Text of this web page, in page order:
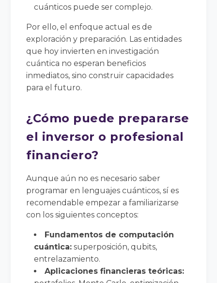
cuánticos puede ser complejo.
Por ello, el enfoque actual es de
exploración y preparación. Las entidades
que hoy invierten en investigación
cuántica no esperan beneficios
inmediatos, sino construir capacidades
para el futuro.
¿Cómo puede prepararse
el inversor o profesional
financiero?
Aunque aún no es necesario saber
programar en lenguajes cuánticos, sí es
recomendable empezar a familiarizarse
con los siguientes conceptos:
Fundamentos de computación
cuántica: superposición, qubits,
entrelazamiento.
Aplicaciones financieras teóricas: